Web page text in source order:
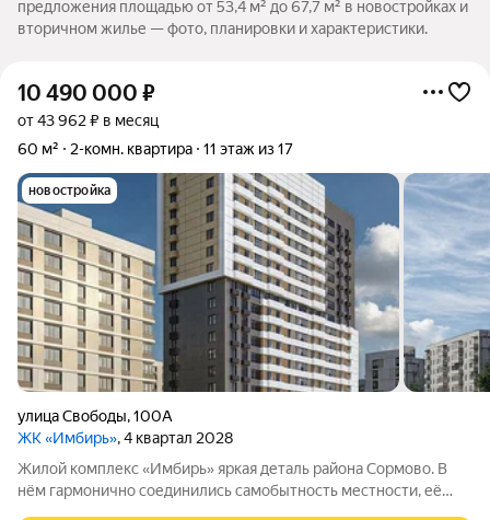
предложения площадью от 53,4 м² до 67,7 м² в новостройках и
вторичном жилье — фото, планировки и характеристики.
10 490 000 ₽
от 43 962 ₽ в месяц
60 м²
2-комн. квартира 11 этаж из 17
новостройка
улица Свободы,100А
ЖК «Имбирь», 4 квартал 2028
Жилой комплекс «Имбирь» яркая деталь района Сормово. В
нём гармонично соединились самобытность местности, её